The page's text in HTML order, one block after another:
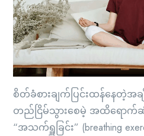
စိတ်ခံစားချက်ပြင်းထန်နေတဲ့အ
တည်ငြိမ်သွားစေမဲ့ အထိရောက်
“အသက်ရှူခြင်း” (breathing